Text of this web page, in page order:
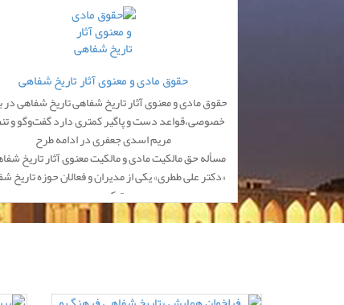
حقوق مادی و معنوی آثار تاریخ شفاهی
حقوق مادی و معنوی آثار تاریخ شفاهی تاریخ شفاهی
خصوصی،قواعد دست‌ و‌ پاگیر کمتری دارد گفت‌وگو و
مریم اسدی جعفری در ادامه طرح
مسأله حق مالکیت مادی و مالکیت معنوی آثار تاریخ
«دکتر علی ططری» یکی از مدیران و فعالان حوزه تاریخ
صحبت کردیم. وی ...